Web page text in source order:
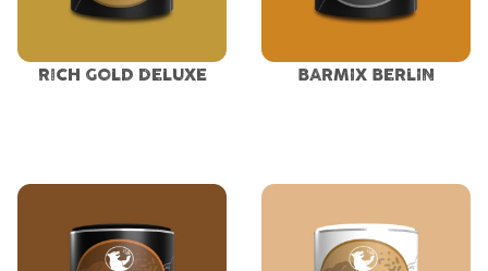
RICH GOLD DELUXE BARMIX BERLIN